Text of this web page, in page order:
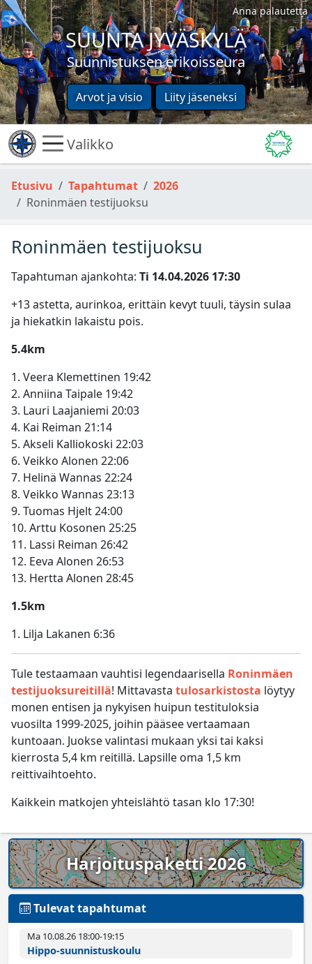
SUUNTA JYVÄSKYLÄ
Suunnistuksen erikoisseura
Arvot ja visio Liity jäseneksi
Anna palautetta
Valikko
Etusivu Tapahtumat
2026
Roninmäen testijuoksu
Roninmäen testijuoksu
Tapahtuman ajankohta: Ti 14.04.2026 17:30­
+13 astetta, aurinkoa, erittäin kevyt tuuli, täysin sulaa
ja hiekatkin lakaistu pois.
5.4km
1. Veera Klemettinen 19:42
2. Anniina Taipale 19:42
3. Lauri Laajaniemi 20:03
4. Kai Reiman 21:14
5. Akseli Kalliokoski 22:03
6. Veikko Alonen 22:06
7. Helinä Wannas 22:24
8. Veikko Wannas 23:13
9. Tuomas Hjelt 24:00
10. Arttu Kosonen 25:25
11. Lassi Reiman 26:42
12. Eeva Alonen 26:53
13. Hertta Alonen 28:45
1.5km
1. Lilja Lakanen 6:36
Tule testaamaan vauhtisi legendaarisella Roninmäen
testijuoksureitillä! Mittavasta tulosarkistosta löytyy
monen entisen ja nykyisen huipun testituloksia
vuosilta 1999-2025, joihin pääsee vertaamaan
kuntoaan. Juokse valintasi mukaan yksi tai kaksi
kierrosta 5,4 km reitillä. Lapsille oma 1,5 km
reittivaihtoehto.
Kaikkein matkojen yhteislähtö tasan klo 17:30!
Harjoituspaketti 2026
Tulevat tapahtumat
Ma 10.08.26 18:00­-19:15
Hippo-suunnistuskoulu